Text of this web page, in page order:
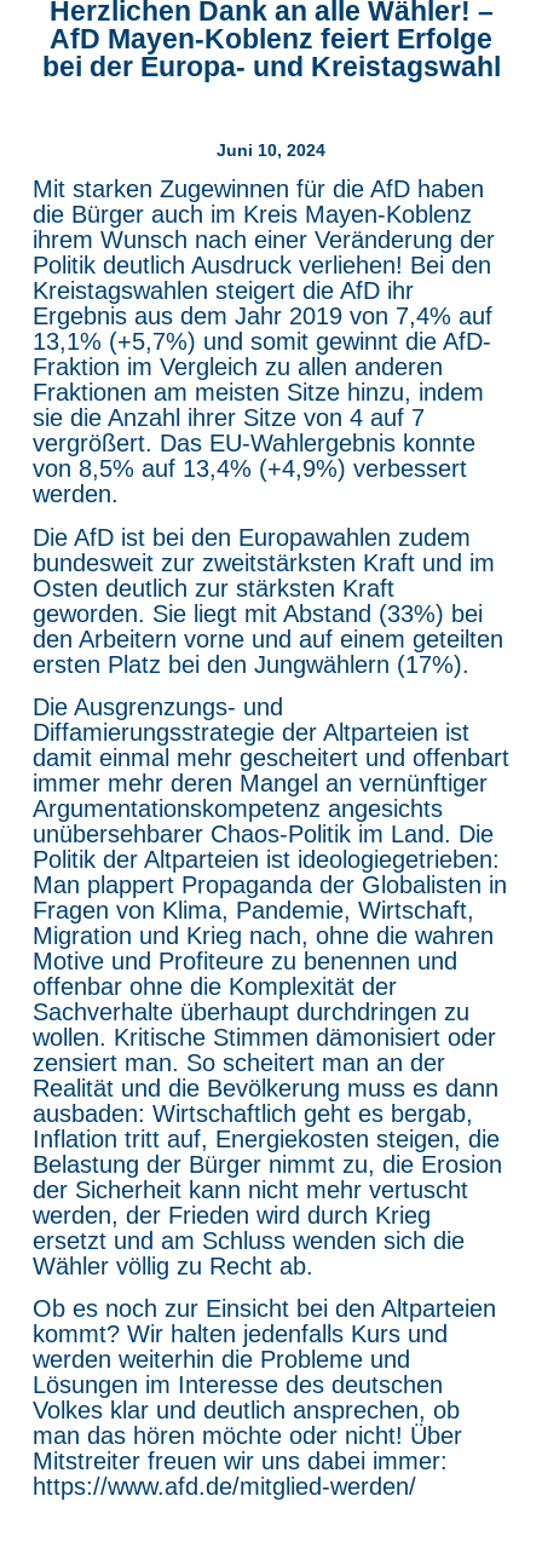
Herzlichen Dank an alle Wähler! –
AfD Mayen-Koblenz feiert Erfolge
bei der Europa- und Kreistagswahl
Juni 10, 2024
Mit starken Zugewinnen für die AfD haben
die Bürger auch im Kreis Mayen-Koblenz
ihrem Wunsch nach einer Veränderung der
Politik deutlich Ausdruck verliehen! Bei den
Kreistagswahlen steigert die AfD ihr
Ergebnis aus dem Jahr 2019 von 7,4% auf
13,1% (+5,7%) und somit gewinnt die AfD-
Fraktion im Vergleich zu allen anderen
Fraktionen am meisten Sitze hinzu, indem
sie die Anzahl ihrer Sitze von 4 auf 7
vergrößert. Das EU-Wahlergebnis konnte
von 8,5% auf 13,4% (+4,9%) verbessert
werden.
Die AfD ist bei den Europawahlen zudem
bundesweit zur zweitstärksten Kraft und im
Osten deutlich zur stärksten Kraft
geworden. Sie liegt mit Abstand (33%) bei
den Arbeitern vorne und auf einem geteilten
ersten Platz bei den Jungwählern (17%).
Die Ausgrenzungs- und
Diffamierungsstrategie der Altparteien ist
damit einmal mehr gescheitert und offenbart
immer mehr deren Mangel an vernünftiger
Argumentationskompetenz angesichts
unübersehbarer Chaos-Politik im Land. Die
Politik der Altparteien ist ideologiegetrieben:
Man plappert Propaganda der Globalisten in
Fragen von Klima, Pandemie, Wirtschaft,
Migration und Krieg nach, ohne die wahren
Motive und Profiteure zu benennen und
offenbar ohne die Komplexität der
Sachverhalte überhaupt durchdringen zu
wollen. Kritische Stimmen dämonisiert oder
zensiert man. So scheitert man an der
Realität und die Bevölkerung muss es dann
ausbaden: Wirtschaftlich geht es bergab,
Inflation tritt auf, Energiekosten steigen, die
Belastung der Bürger nimmt zu, die Erosion
der Sicherheit kann nicht mehr vertuscht
werden, der Frieden wird durch Krieg
ersetzt und am Schluss wenden sich die
Wähler völlig zu Recht ab.
Ob es noch zur Einsicht bei den Altparteien
kommt? Wir halten jedenfalls Kurs und
werden weiterhin die Probleme und
Lösungen im Interesse des deutschen
Volkes klar und deutlich ansprechen, ob
man das hören möchte oder nicht! Über
Mitstreiter freuen wir uns dabei immer:
https://www.afd.de/mitglied-werden/